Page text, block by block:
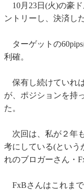
10月23日(火)の豪
ントリーし、決済し
ターゲットの
利確。
保有し続けていれ
が、ポジションを持
た。
次回は、私が２年
考にしている(という
れのブロガーさん・
FxBさんはこれま